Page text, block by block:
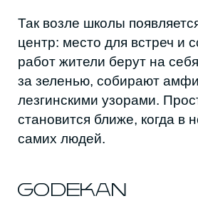
Архитектор проекта Аида Мусаева
работает с территорией как с
материалы и инфраструктура,